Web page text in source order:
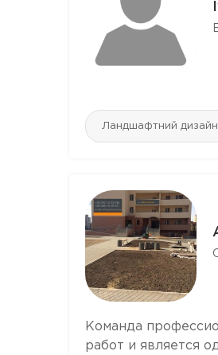
Ландшафтний дизайн
Команда
работ и является